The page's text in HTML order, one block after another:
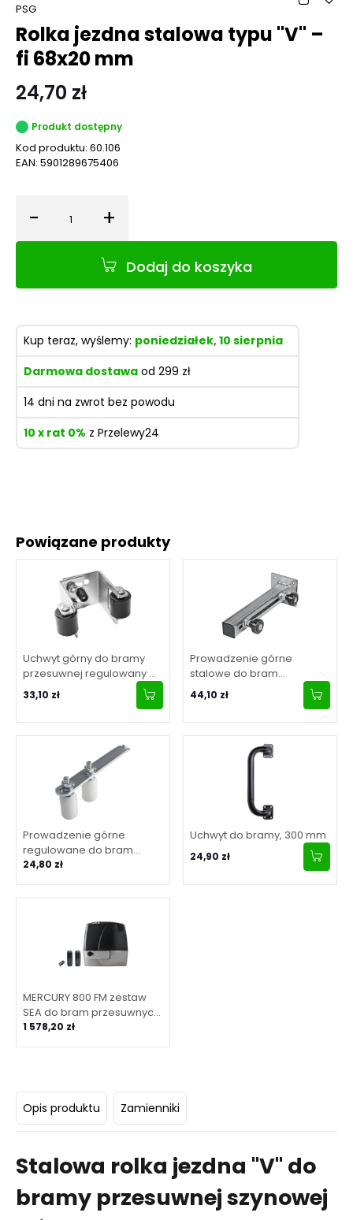
Powiązane produkty
Uchwyt górny do bramy
przesuwnej regulowany w
zakresie 55-90 mm
33,10 zł
Prowadzenie górne
stalowe do bram
przesuwnych, regulowane,
2 rolki
44,10 zł
Prowadzenie górne
regulowane do bram
przesuwnych, 270 mm
24,80 zł
Uchwyt do bramy, 300 mm
24,90 zł
MERCURY 800 FM zestaw
SEA do bram przesuwnych
o maksymalnej masie
1 578,20 zł
Opis produktu Zamienniki
Stalowa rolka jezdna "V" do
bramy przesuwnej szynowej
Rolka jezdna stalowa typu "V" –
fi 68x20 mm
24,70 zł
Produkt dostępny
Kod produktu: 60.106
EAN: 5901289675406
- Ilość +
Dodaj do koszyka
Kup teraz, wyślemy: poniedziałek, 10 sierpnia
Darmowa dostawa od 299 zł
14 dni na zwrot bez powodu
10 x rat 0% z Przelewy24